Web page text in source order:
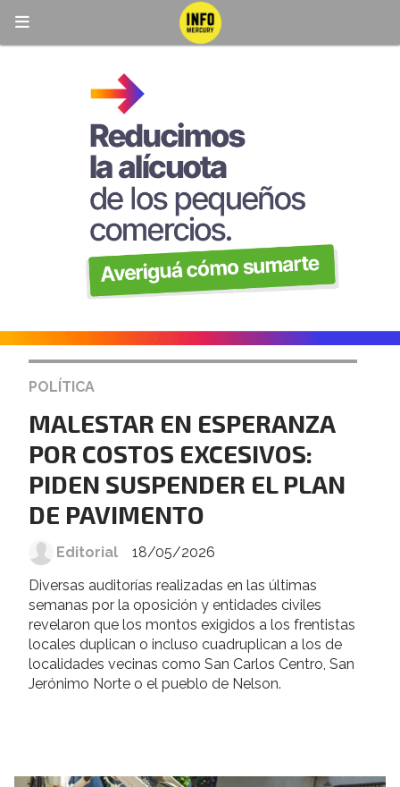
MALESTAR EN ESPERANZA
POR COSTOS EXCESIVOS:
PIDEN SUSPENDER EL PLAN
DE PAVIMENTO
Diversas auditorías realizadas en las últimas
semanas por la oposición y entidades civiles
revelaron que los montos exigidos a los frentistas
locales duplican o incluso cuadruplican a los de
localidades vecinas como San Carlos Centro, San
Jerónimo Norte o el pueblo de Nelson.
POLÍTICA
18/05/2026
Editorial